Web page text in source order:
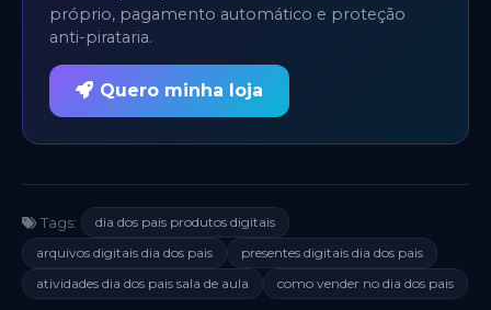
próprio, pagamento automático e proteção
anti-pirataria.
Quero minha loja
Tags:
dia dos pais produtos digitais
arquivos digitais dia dos pais
presentes digitais dia dos pais
atividades dia dos pais sala de aula
como vender no dia dos pais